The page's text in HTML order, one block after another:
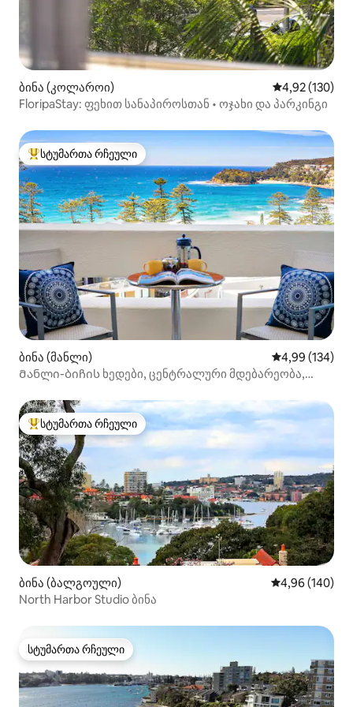
ბინა (კოლაროი) საშუალო
4,92 (130)
FloripaStay: ფეხით სანაპიროსთან • ოჯახი და პარკინგი
სტუმართა რჩეული მოწინავე ვარიანტი
სტუმართა რჩეული
ბინა (მანლი) საშუალო
4,99 (134)
Მანლი-ბიჩის ხედები, ცენტრალური მდებარეობა,
სტუმართა რჩეული მოწინავე ვარიანტი
სტუმართა რჩეული
ბინა (ბალგოული) საშუალო
4,96 (140)
North Harbor Studio ბინა
სტუმართა რჩეული
სტუმართა რჩეული